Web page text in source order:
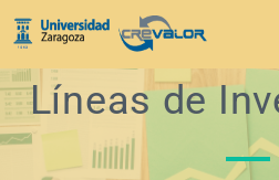
Líneas de